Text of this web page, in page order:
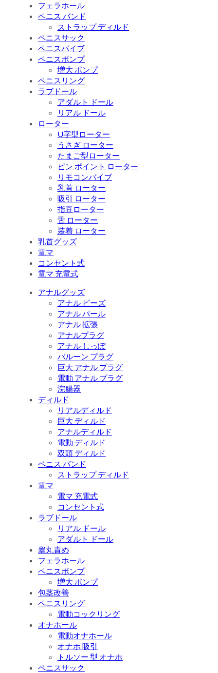
フェラホール
ペニス バンド
ストラップ ディルド
ペニスサック
ペニスバイブ
ペニスポンプ
増大 ポンプ
ペニスリング
ラブドール
アダルト ドール
リアル ドール
ローター
U字型ローター
うさぎ ローター
たまご型ローター
ピン ポイント ローター
リモコンバイブ
乳首 ローター
吸引 ローター
指豆ローター
舌 ローター
装着 ローター
乳首グッズ
電マ
コンセント式
電マ 充電式
アナルグッズ
アナル ビーズ
アナル パール
アナル 拡張
アナルプラグ
アナル しっぽ
バルーン プラグ
巨大 アナル プラグ
電動 アナル プラグ
浣腸器
ディルド
リアルディルド
巨大 ディルド
アナルディルド
電動 ディルド
双頭 ディルド
ペニス バンド
ストラップ ディルド
電マ
電マ 充電式
コンセント式
ラブドール
リアル ドール
アダルト ドール
睾丸責め
フェラホール
ペニスポンプ
増大 ポンプ
包茎改善
ペニスリング
電動コックリング
オナホール
電動オナホール
オナホ 吸引
トルソー 型 オナホ
ペニスサック